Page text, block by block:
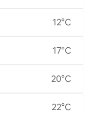
12°C
17°C
20°C
22°C